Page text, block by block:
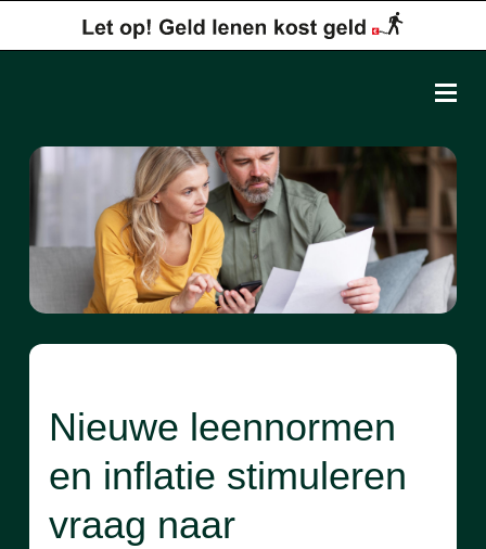
Nieuwe leennormen
en inflatie stimuleren
vraag naar